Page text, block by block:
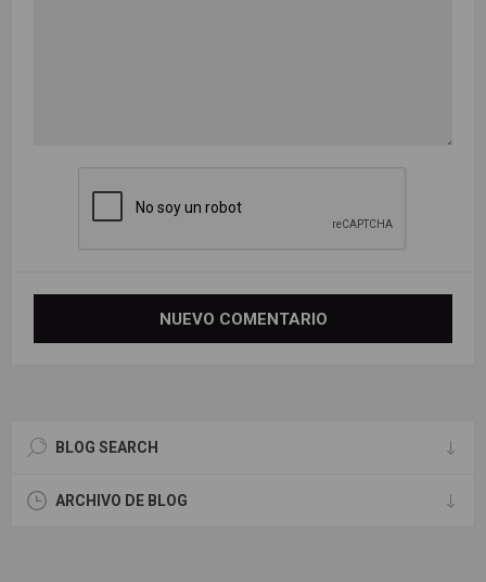
BLOG SEARCH
ARCHIVO DE BLOG